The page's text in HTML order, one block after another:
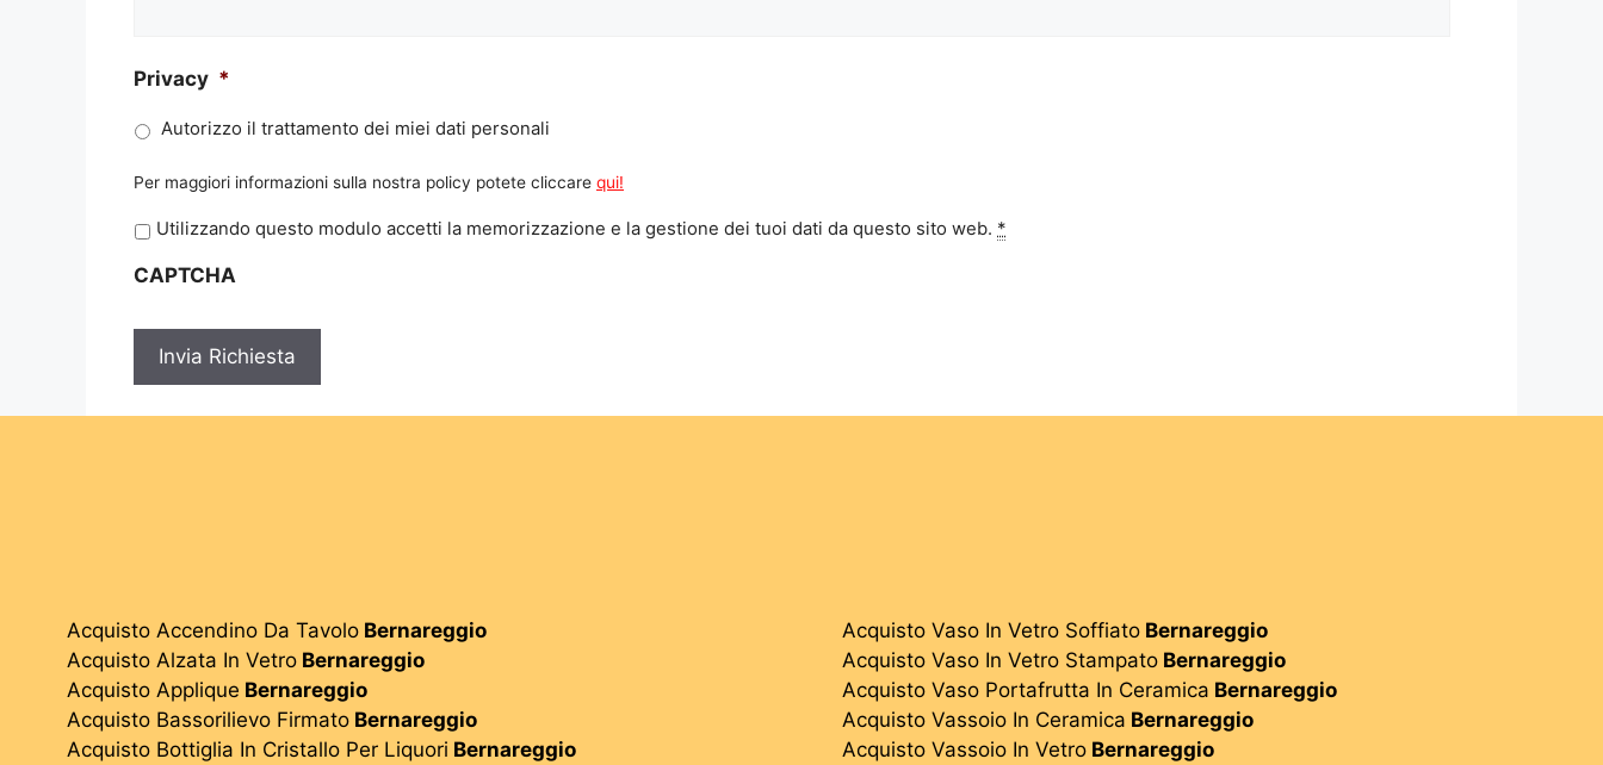
Privacy *
Autorizzo il trattamento dei miei dati personali
Per maggiori informazioni sulla nostra policy potete cliccare qui!
P
i
a
y
*
Utilizzando questo modulo accetti la memorizzazione e la gestione dei tuoi dati da questo sito web. *
CAPTCHA
Acquisto Accendino Da Tavolo Bernareggio
Acquisto Alzata In Vetro Bernareggio
Acquisto Applique Bernareggio
Acquisto Bassorilievo Firmato Bernareggio
Acquisto Bottiglia In Cristallo Per Liquori Bernareggio
Acquisto Vaso In Vetro Soffiato Bernareggio
Acquisto Vaso In Vetro Stampato Bernareggio
Acquisto Vaso Portafrutta In Ceramica Bernareggio
Acquisto Vassoio In Ceramica Bernareggio
Acquisto Vassoio In Vetro Bernareggio